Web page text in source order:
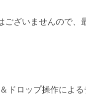
ざいませんので
ドロップ操作によ